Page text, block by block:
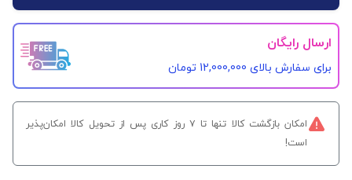
ارسال رایگان
برای سفارش‌ بالای 12,000,000 تومان
امکان بازگشت کالا تنها تا ۷ روز کاری پس از تحویل کالا امکان‌پذیر
است!